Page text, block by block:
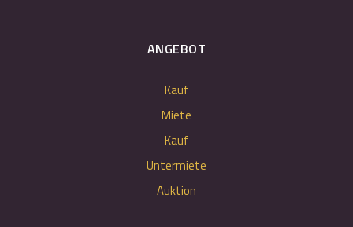
ANGEBOT
Kauf
Miete
Kauf
Untermiete
Auktion